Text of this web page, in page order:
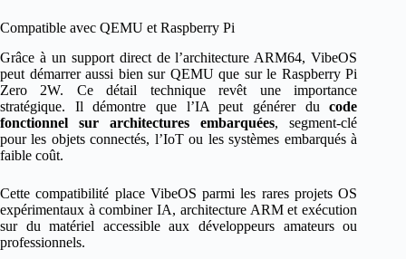
Compatible avec QEMU et Raspberry Pi
Grâce à un support direct de l’architecture ARM64, VibeOS
peut démarrer aussi bien sur QEMU que sur le Raspberry Pi
Zero 2W. Ce détail technique revêt une importance
stratégique. Il démontre que l’IA peut générer ducode
fonctionnel sur architectures embarquées, segment-clé
pour les objets connectés, l’IoT ou les systèmes embarqués à
faible coût.
Cette compatibilité place VibeOS parmi les rares projets OS
expérimentaux à combiner IA, architecture ARM et exécution
sur du matériel accessible aux développeurs amateurs ou
professionnels.